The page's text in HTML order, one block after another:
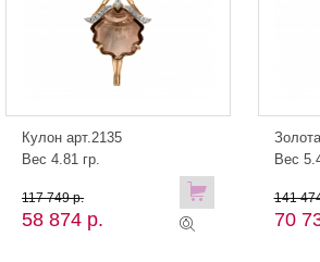
Кулон арт.2135
Вес 4.81 гр.
58 874 р.
117 749 р.
Вес
70
141